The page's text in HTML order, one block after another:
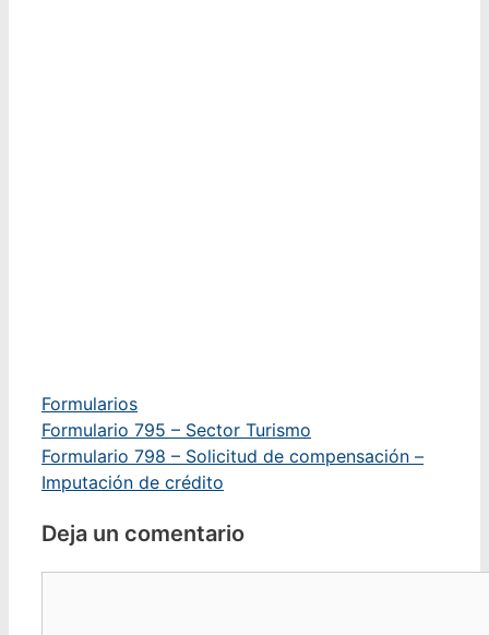
Categorías
Formularios
Formulario 795 – Sector Turismo
Formulario 798 – Solicitud de compensación –
Imputación de crédito
Deja un comentario